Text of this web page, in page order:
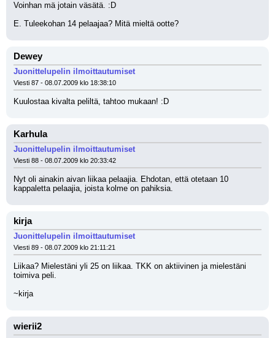
Voinhan mä jotain väsätä. :D
E. Tuleekohan 14 pelaajaa? Mitä mieltä ootte?
Dewey
Juonittelupelin ilmoittautumiset
Viesti 87 - 08.07.2009 klo 18:38:10
Kuulostaa kivalta peliltä, tahtoo mukaan! :D
Karhula
Juonittelupelin ilmoittautumiset
Viesti 88 - 08.07.2009 klo 20:33:42
Nyt oli ainakin aivan liikaa pelaajia. Ehdotan, että otetaan 10
kappaletta pelaajia, joista kolme on pahiksia.
kirja
Juonittelupelin ilmoittautumiset
Viesti 89 - 08.07.2009 klo 21:11:21
Liikaa? Mielestäni yli 25 on liikaa. TKK on aktiivinen ja mielestäni
toimiva peli.
~kirja
wierii2